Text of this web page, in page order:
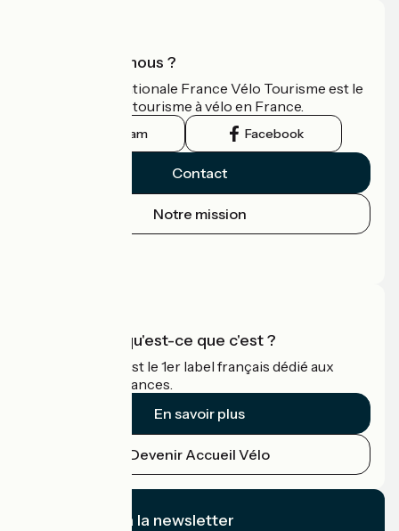
Qui sommes-nous ?
L'association nationale France Vélo Tourisme est le
guide officiel du tourisme à vélo en France.
Instagram Facebook
Contact
Notre mission
Accueil Vélo qu'est-ce que c'est ?
Accueil Vélo c'est le 1er label français dédié aux
cyclistes en vacances.
En savoir plus
Devenir Accueil Vélo
Je m'abonne à la newsletter